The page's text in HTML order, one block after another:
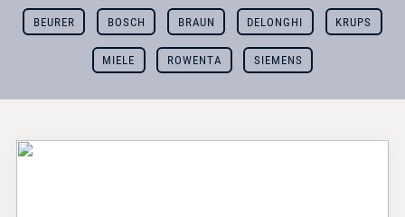
BEURER BOSCH BRAUN DELONGHI KRUPS
MIELE ROWENTA SIEMENS